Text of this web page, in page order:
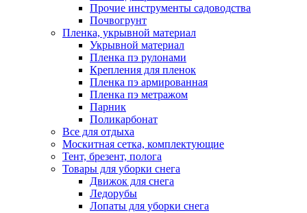
Прочие инструменты садоводства
Почвогрунт
Пленка, укрывной материал
Укрывной материал
Пленка пэ рулонами
Крепления для пленок
Пленка пэ армированная
Пленка пэ метражом
Парник
Поликарбонат
Все для отдыха
Москитная сетка, комплектующие
Тент, брезент, полога
Товары для уборки снега
Движок для снега
Ледорубы
Лопаты для уборки снега